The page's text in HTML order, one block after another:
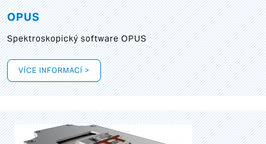
OPUS
Spektroskopický software OPUS
VÍCE INFORMACÍ >